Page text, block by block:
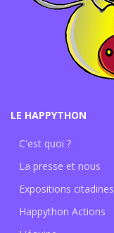
LE HAPPYTHON
C'est quoi ?
La presse et nous
Expositions citadines
Happython Actions